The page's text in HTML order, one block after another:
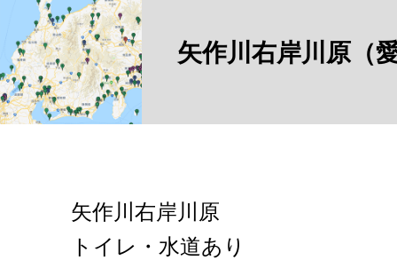
矢作川右岸川原（
矢作川右岸川原
トイレ・水道あり